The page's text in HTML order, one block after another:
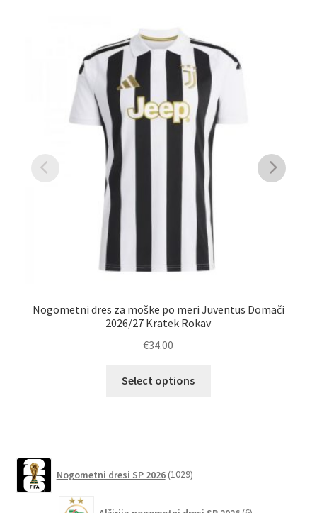
Nogometni dres za moške po meri Juventus Domači
2026/27 Kratek Rokav
€34.00
Select options
Nogometni dresi SP 2026 1029izdelkov